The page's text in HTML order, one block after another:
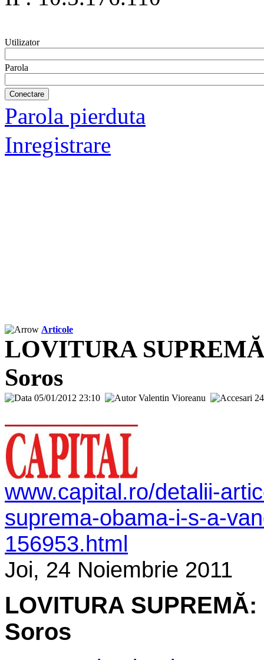
Utilizator
Parola
Parola pierduta
Inregistrare
Articole
LOVITURA
Soros
05/01/2012 23:10 Valentin Vioreanu
www.capital.ro/detalii-
suprema-obama-i-s-a-
156953.html
Joi, 24 Noiembrie 2011
LOVITURA
Soros